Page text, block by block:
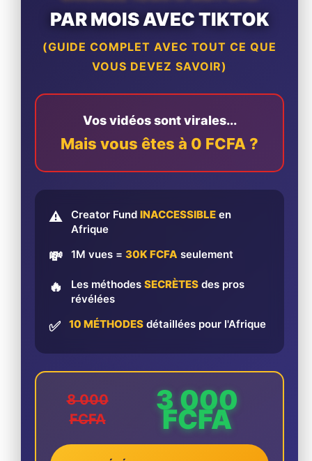
PAR MOIS AVEC TIKTOK
(GUIDE COMPLET AVEC TOUT CE QUE
VOUS DEVEZ SAVOIR)
Vos vidéos sont virales...
Mais vous êtes à 0 FCFA ?
⚠️ Creator Fund INACCESSIBLE en
Afrique
💸 1M vues = 30K FCFA seulement
🔥 Les méthodes SECRÈTES des pros
révélées
✅ 10 MÉTHODES détaillées pour l'Afrique
8 000
FCFA
3 000
FCFA